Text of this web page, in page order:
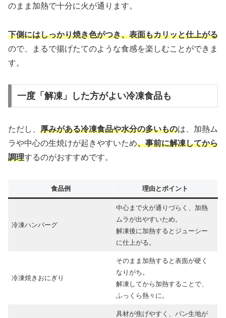
のまま加熱で十分に火が通ります。
下側にはしっかり焼き色がつき、表面もカリッと仕上がる
ので、まるで揚げたてのような食感を楽しむことができま
す。
一度「解凍」した方がよい冷凍食品も
ただし、 厚みがある冷凍食品や水分の多いものは、加熱ム
ラや中心の生焼けが起きやすいため、事前に解凍してから
調理するのがおすすめです。
食品例 理由とポイント
冷凍ハンバーグ
中心まで火が通りづらく、加熱
ムラが出やすいため。
解凍後に加熱するとジューシー
に仕上がる。
冷凍焼きおにぎり
そのまま加熱すると表面が硬く
なりがち。
解凍してから加熱することで、
ふっくら熱々に。
具材が焦げやすく、パン生地が